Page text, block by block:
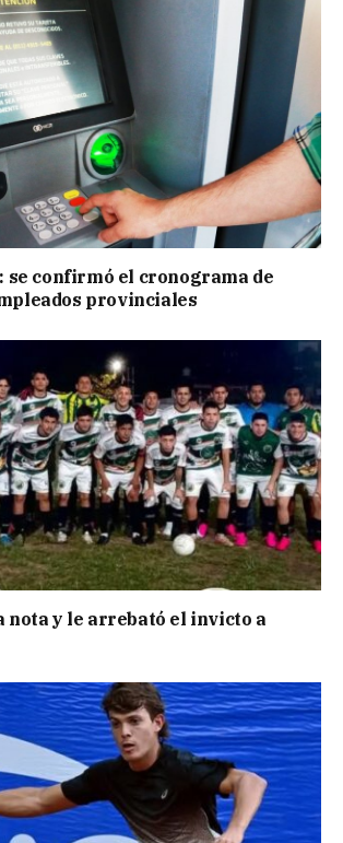
se confirmó el cronograma de
provinciales
nota y le arrebató el invicto a